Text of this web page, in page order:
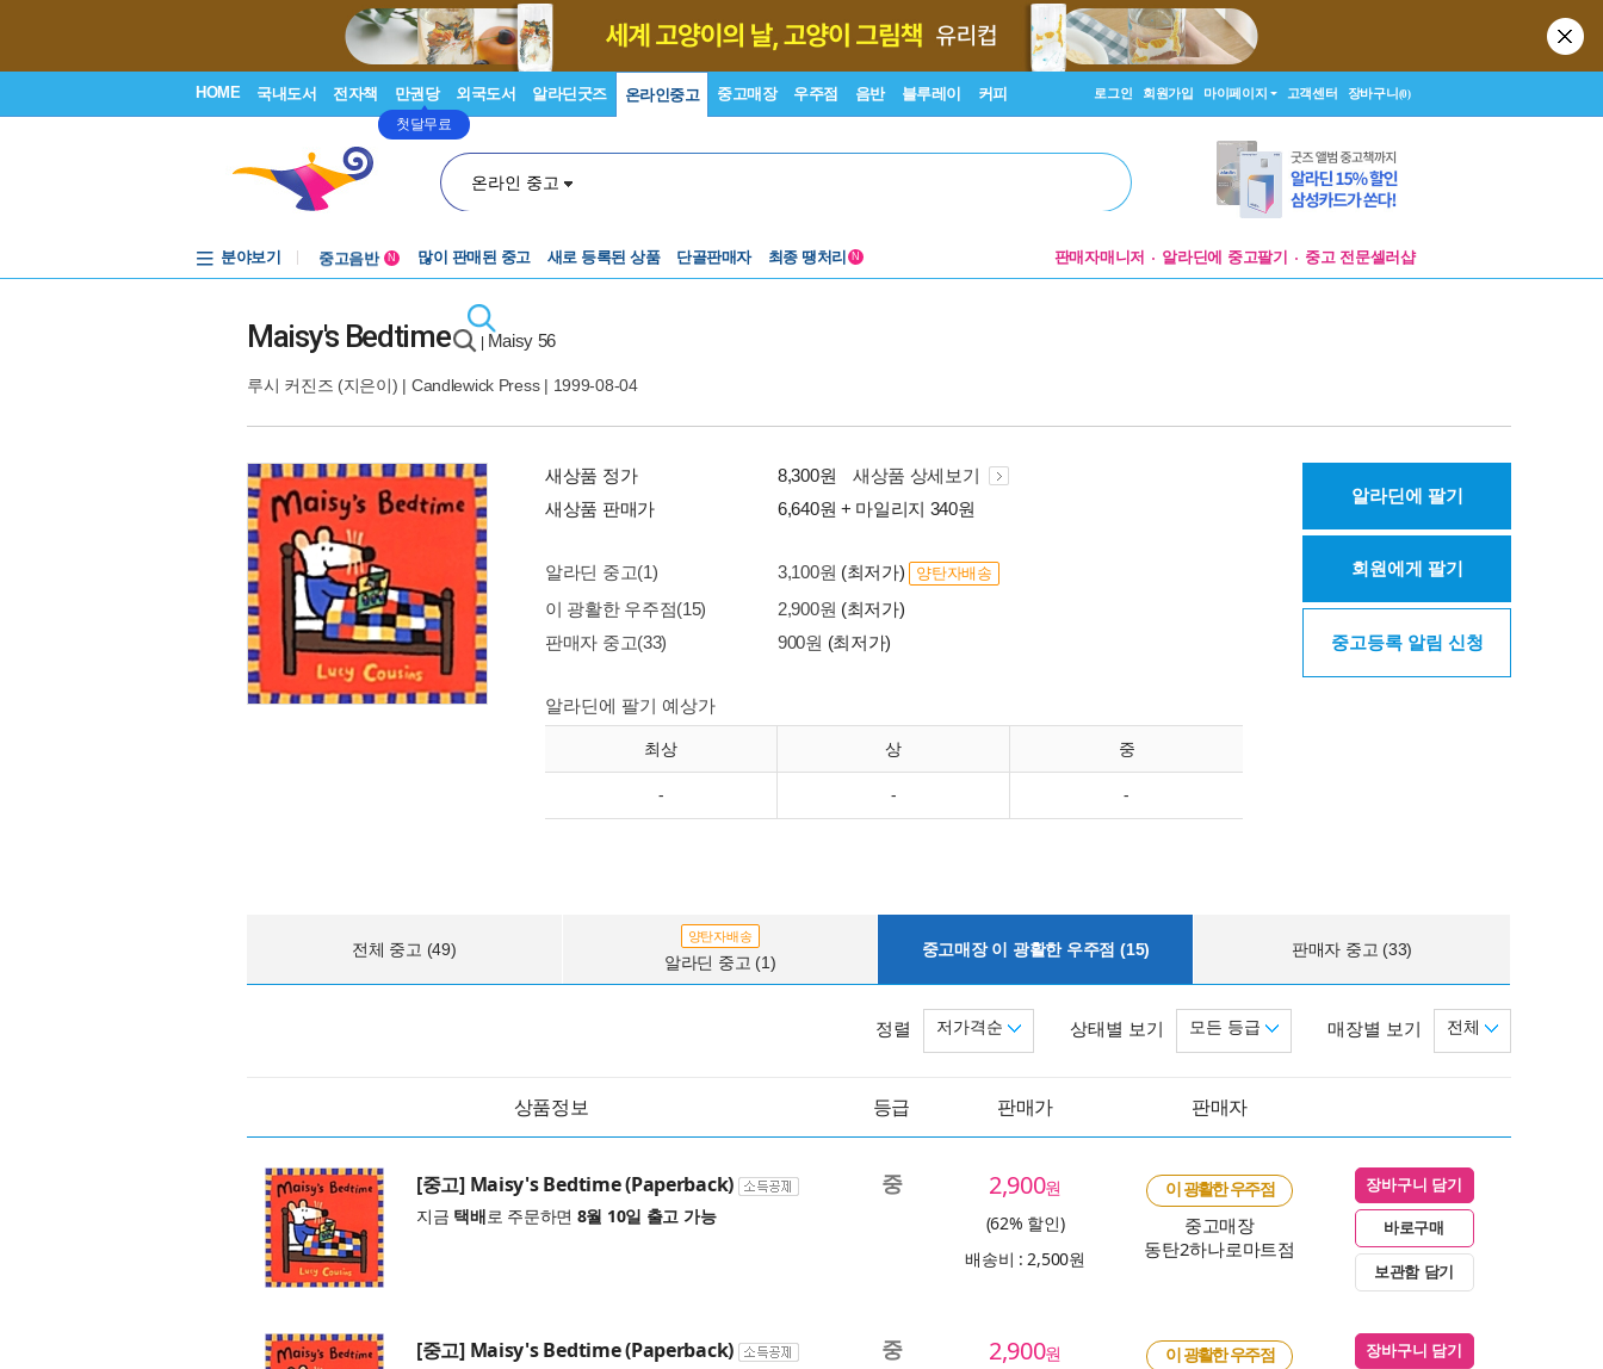
HOME 국내도서 전자책 만권당
첫달무료
외국도서 알라딘굿즈 온라인중고 중고매장 우주점 음반 블루레이 커피 로그인 회원가입 마이페이지 고객센터 장바구니(0)
온라인 중고
분야보기
중고음반
N 많이 판매된 중고 새로 등록된 상품 단골판매자 최종 땡처리 N 판매자매니저 알라딘에 중고팔기 중고 전문셀러샵
Maisy's Bedtime Maisy 56
루시 커진즈 (지은이) | Candlewick Press| 1999-08-04
새상품 정가 8,300원
새상품 상세보기
새상품 판매가
6,640원 + 마일리지 340원
알라딘 중고(1) 3,100원 (최저가) 양탄자배송
이 광활한 우주점(15) 2,900원 (최저가)
판매자 중고(33)
900원 (최저가)
알라딘에 팔기 예상가
최상 상 중
- - -
알라딘에 팔기
회원에게 팔기
중고등록 알림 신청
전체 중고 (49)
양탄자배송
알라딘 중고 (1)
중고매장 이 광활한 우주점 (15) 판매자 중고 (33)
매장별 보기 전체
상태별 보기 모든 등급
정렬 저가격순
상품정보 등급 판매가 판매자
[중고] Maisy's Bedtime (Paperback)
지금 택배로 주문하면 8월 10일 출고 가능
중 2,900원
(62% 할인)
배송비 : 2,500원
이 광활한 우주점
중고매장
동탄2하나로마트점
장바구니 담기
바로구매
보관함 담기
[중고] Maisy's Bedtime (Paperback) 중 2,900원
이 광활한 우주점 장바구니 담기